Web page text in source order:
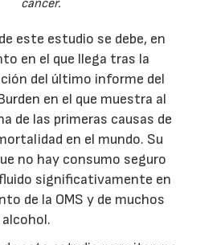
cáncer.
este estudio se debe, en
en el que llega tras la
del último informe del
en el que muestra al
de las primeras causas de
en el mundo. Su
no hay consumo seguro
significativamente en
de la OMS y de muchos